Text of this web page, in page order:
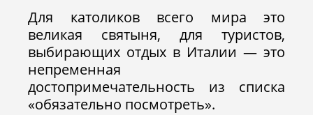
Для католиков всего мира это
великая святыня, для туристов,
выбирающих отдых в Италии — это
непременная
достопримечательность из списка
«обязательно посмотреть».